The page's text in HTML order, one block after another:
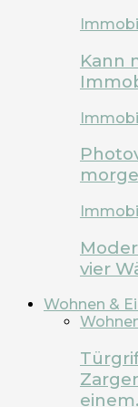
Kann
vier
Wohnen &